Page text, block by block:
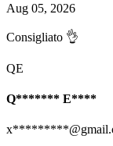
Aug 05, 2026
Consigliato 👌
QE
Q******* E****